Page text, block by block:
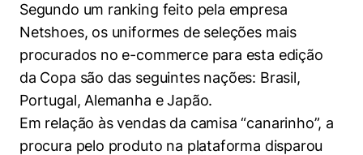
Segundo um ranking feito pela empresa
Netshoes, os uniformes de seleções mais
procurados no e-commerce para esta edição
da Copa são das seguintes nações: Brasil,
Portugal, Alemanha e Japão.
Em relação às vendas da camisa “canarinho”, a
procura pelo produto na plataforma disparou